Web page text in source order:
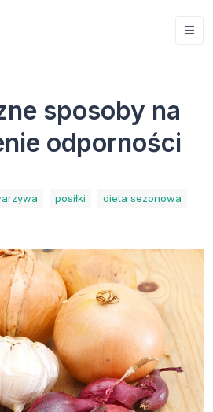
sposoby na
odporności
posiłki
dieta sezonowa